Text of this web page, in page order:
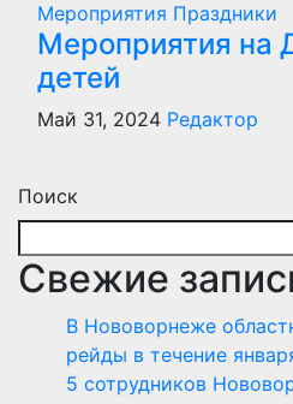
Мероприятия Праздники
Мероприятия на
детей
Май 31, 2024 Редактор
Поиск
Свежие
В Нововорнеже
рейды в течение
5 сотрудников